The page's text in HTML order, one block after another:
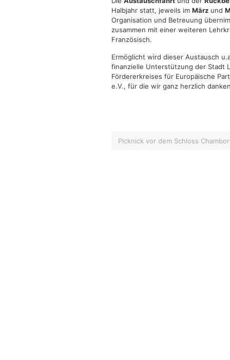
Halbjahr statt, jeweils im März und
Organisation und Betreuung
zusammen mit einer weiteren
Französisch.
Ermöglicht wird dieser Austausch
finanzielle Unterstützung der Stadt
Fördererkreises für Europäische
e.V., für die wir ganz herzlich
Picknick vor dem Schloss